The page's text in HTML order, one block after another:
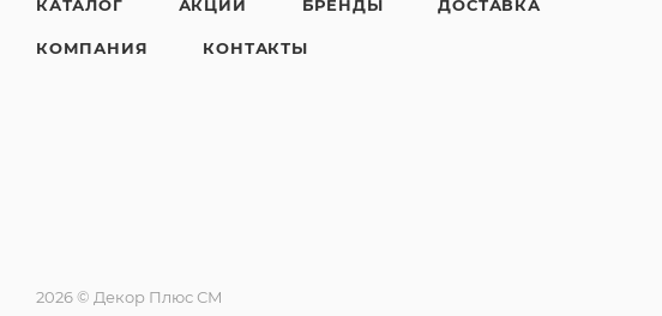
КАТАЛОГ АКЦИИ БРЕНДЫ ДОСТАВКА
КОМПАНИЯ КОНТАКТЫ
2026 © Декор Плюс СМ